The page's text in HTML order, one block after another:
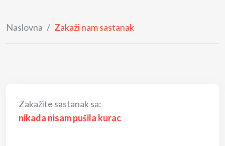
Naslovna / Zakaži nam sastanak
Zakažite sastanak sa:
nikada nisam pušila kurac